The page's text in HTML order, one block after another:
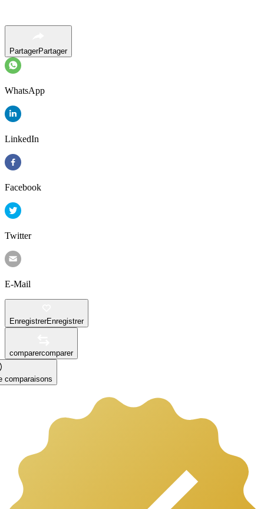
PartagerPartager
WhatsApp
LinkedIn
Facebook
Twitter
E-Mail
EnregistrerEnregistrer
comparercomparer
comparaisons